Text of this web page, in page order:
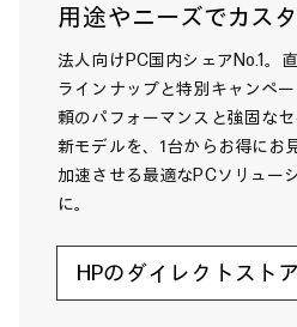
用途やニーズでカス
法人向けPC国内シェアNo.1。
ラインナップと特別キャンペ
頼のパフォーマンスと強固な
新モデルを、1台からお得にお
加速させる最適なPCソリュー
に。
HPのダイレクトスト